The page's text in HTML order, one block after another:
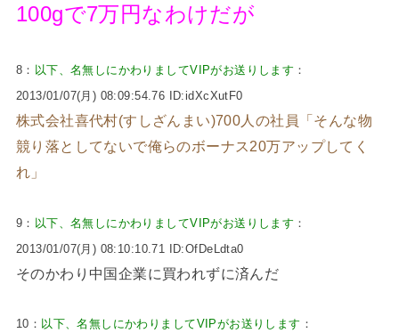
100gで7万円なわけだが
8： 以下、名無しにかわりましてVIPがお送りします ：
2013/01/07(月) 08:09:54.76 ID:idXcXutF0
株式会社喜代村(すしざんまい)700人の社員「そんな物
競り落としてないで俺らのボーナス20万アップしてく
れ」
9： 以下、名無しにかわりましてVIPがお送りします ：
2013/01/07(月) 08:10:10.71 ID:OfDeLdta0
そのかわり中国企業に買われずに済んだ
10： 以下、名無しにかわりましてVIPがお送りします ：